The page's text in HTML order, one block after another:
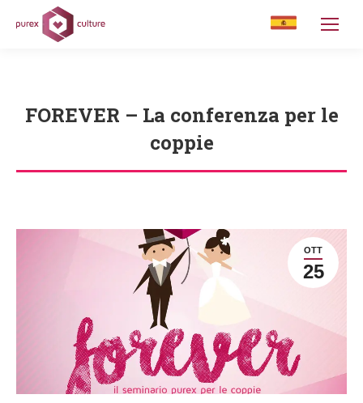
FOREVER – La conferenza per le
coppie
You are here:
OTT
25